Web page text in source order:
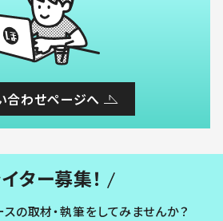
合わせページへ
ター募集！
の取材・執筆をしてみませんか？